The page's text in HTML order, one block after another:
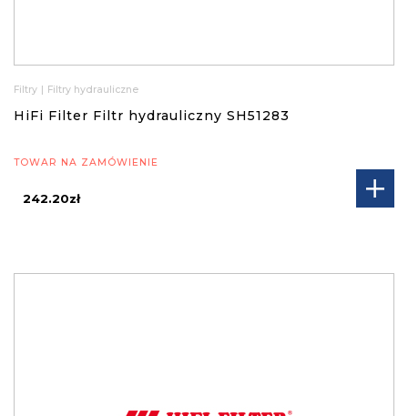
Filtry | Filtry hydrauliczne
HiFi Filter Filtr hydrauliczny SH51283
TOWAR NA ZAMÓWIENIE
242.20zł